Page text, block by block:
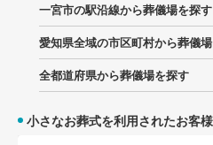
一宮市の駅沿線から葬儀場を探す
愛知県全域の市区町村から葬儀
全都道府県から葬儀場を探す
小さなお葬式を利用されたお客